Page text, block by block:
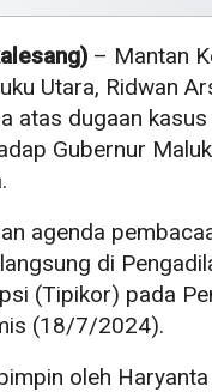
– Mantan
Utara, Ridwan
atas dugaan
Gubernur
agenda
di
(Tipikor) pada
(18/7/2024).
oleh